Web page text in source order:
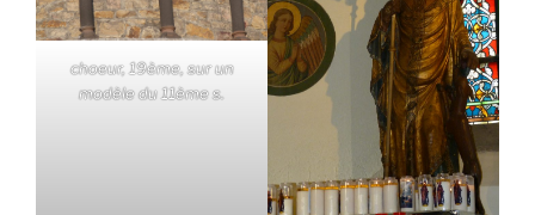
choeur, 19ème, sur un
modèle du 11ème s.